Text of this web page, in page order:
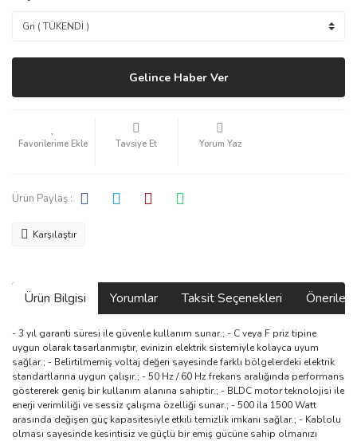
Gelince Haber Ver
Tavsiye Et Yorum Yaz
Ürün Paylaş :
Karşılaştır
Ürün Bilgisi Yorumlar Taksit Seçenekleri
- 3 yıl garanti süresi ile güvenle kullanım sunar.; - C veya F priz tipine
uygun olarak tasarlanmıştır, evinizin elektrik sistemiyle kolayca uyum
sağlar.; - Belirtilmemiş voltaj değeri sayesinde farklı bölgelerdeki elektrik
standartlarına uygun çalışır.; - 50 Hz / 60 Hz frekans aralığında performans
göstererek geniş bir kullanım alanına sahiptir.; - BLDC motor teknolojisi ile
enerji verimliliği ve sessiz çalışma özelliği sunar.; - 500 ila 1500 Watt
arasında değişen güç kapasitesiyle etkili temizlik imkanı sağlar.; - Kablolu
olması sayesinde kesintisiz ve güçlü bir emiş gücüne sahip olmanızı